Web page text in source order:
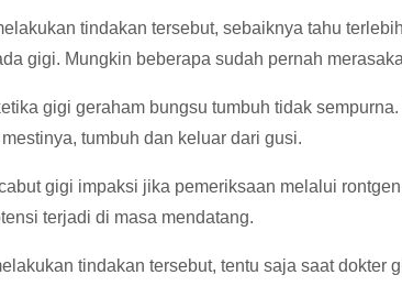
tindakan tersebut, sebaiknya tahu
gigi. Mungkin beberapa sudah pernah
gigi geraham bungsu tumbuh tidak
tumbuh dan keluar dari gusi.
gigi impaksi jika pemeriksaan melalui
terjadi di masa mendatang.
tindakan tersebut, tentu saja saat